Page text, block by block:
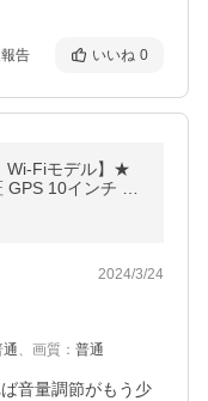
告 いいね 0
Wi-Fiモデル】★
10インチ 本
2024/3/24
通、 画質 ： 普通
音量調節がもう少